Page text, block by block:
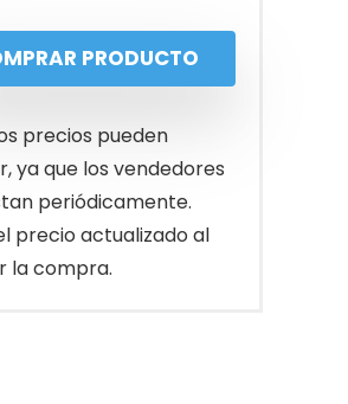
PRODUCTO
precios pueden
ya que los vendedores
periódicamente.
precio actualizado al
la compra.